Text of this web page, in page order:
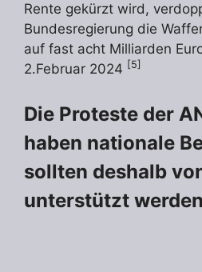
Rente gekürzt wird,
Bundesregierung die
auf fast acht Milliarden
2.Februar 2024 [5]
Die Proteste der
haben nationale
sollten deshalb
unterstützt